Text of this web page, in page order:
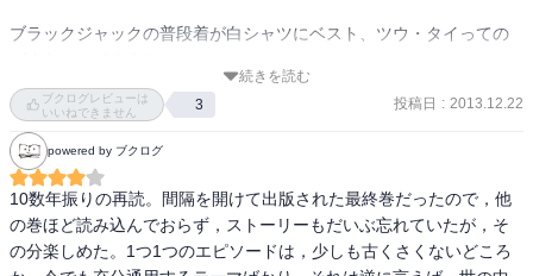
ブラックジャックの普段着が白シャツにベスト、ツウ・タイっての
ツウ・タイをすることはなかなかないけれど、身だしなみを忘れな
いのは大切だなあと、大人になって読み返したときに感じたことで
す。
続きを読む
ブクログレビューは
いいねできません
3 投稿日 : 2013.12.22
powered by ブクログ
10数年振りの再読。間隔を開けて出版された最終巻だったので，他
の巻ほど読み込んでおらず，ストーリーもだいぶ忘れていたが，そ
の分楽しめた。1つ1つのエピソードは，少しも古くさくないどころ